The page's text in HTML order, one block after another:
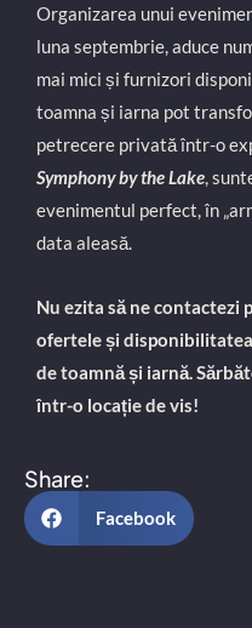
Organizarea unui
luna septembrie, aduce
mai mici și furnizori
toamna și iarna pot
petrecere privată într-o
Symphony by the Lake,
evenimentul perfect, în
data aleasă.
Nu ezita să ne contactezi
ofertele și
de toamnă și iarnă.
într-o locație de vis!
Share:
Facebook